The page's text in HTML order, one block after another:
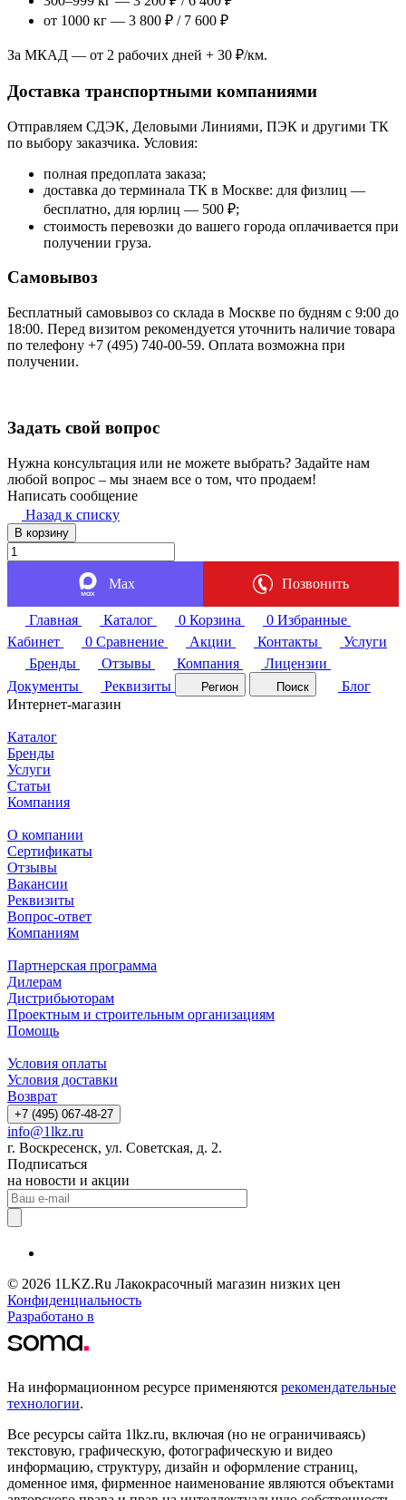
от 1000 кг — 3 800 ₽ / 7 600 ₽
За МКАД — от 2 рабочих дней + 30 ₽/км.
Доставка транспортными компаниями
Отправляем СДЭК, Деловыми Линиями, ПЭК и другими ТК
по выбору заказчика. Условия:
полная предоплата заказа;
доставка до терминала ТК в Москве: для физлиц —
бесплатно, для юрлиц — 500 ₽;
стоимость перевозки до вашего города оплачивается при
получении груза.
Самовывоз
Бесплатный самовывоз со склада в Москве по будням с 9:00 до
18:00. Перед визитом рекомендуется уточнить наличие товара
по телефону +7 (495) 740-00-59. Оплата возможна при
получении.
Задать свой вопрос
Нужна консультация или не можете выбрать? Задайте нам
любой вопрос – мы знаем все о том, что продаем!
Написать сообщение
Назад к списку
В корзину
Max Позвонить
Главная Каталог 0 Корзина 0 Избранные
Кабинет
0 Сравнение Акции Контакты
Услуги
Бренды
Отзывы Компания
Лицензии
Документы
Реквизиты Регион Поиск
Блог
Интернет-магазин
Каталог
Бренды
Услуги
Статьи
Компания
О компании
Сертификаты
Отзывы
Вакансии
Реквизиты
Вопрос-ответ
Компаниям
Партнерская программа
Дилерам
Дистрибьюторам
Проектным и строительным организациям
Помощь
Условия оплаты
Условия доставки
Возврат
+7 (495) 067-48-27
info@1lkz.ru
г. Воскресенск, ул. Советская, д. 2.
Подписаться
на новости и акции
© 2026 1LKZ.Ru Лакокрасочный магазин низких цен
Конфиденциальность
Разработано в
На информационном ресурсе применяются рекомендательные
технологии.
Все ресурсы сайта 1lkz.ru, включая (но не ограничиваясь)
текстовую, графическую, фотографическую и видео
информацию, структуру, дизайн и оформление страниц,
доменное имя, фирменное наименование являются объектами